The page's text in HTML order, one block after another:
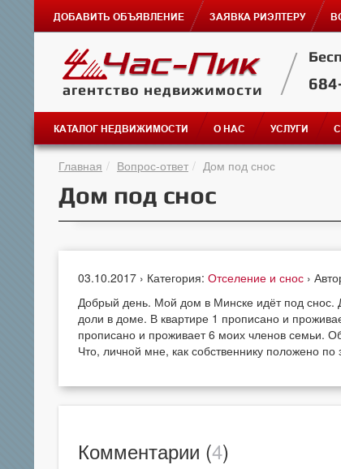
ДОБАВИТЬ ОБЪЯВЛЕНИЕ ЗАЯВКА РИЭЛТЕРУ
агентство недвижимости
КАТАЛОГ НЕДВИЖИМОСТИ О НАС УСЛУГИ
Главная Вопрос-ответ Дом под снос
Дом под снос
03.10.2017 › Категория: Отселение и снос ›
Добрый день. Мой дом в Минске идёт под снос.
доли в доме. В квартире 1 прописано и
прописано и проживает 6 моих членов семьи.
Что, личной мне, как собственнику положено
Комментарии (4)